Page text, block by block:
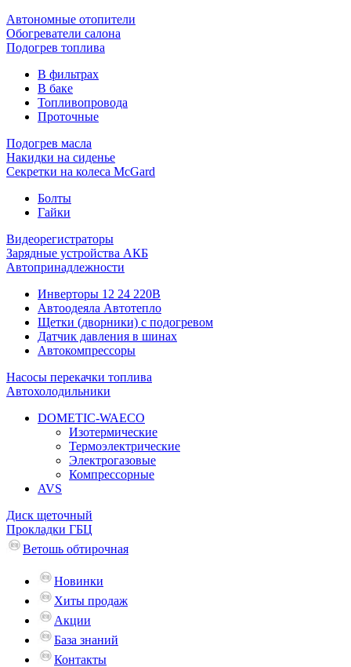
Автономные отопители
Обогреватели салона
Подогрев топлива
В фильтрах
В баке
Топливопровода
Проточные
Подогрев масла
Накидки на сиденье
Секретки на колеса McGard
Болты
Гайки
Видеорегистраторы
Зарядные устройства АКБ
Автопринадлежности
Инверторы 12 24 220В
Автоодеяла Автотепло
Щетки (дворники) с подогревом
Датчик давления в шинах
Автокомпрессоры
Насосы перекачки топлива
Автохолодильники
DOMETIC-WAECO
Изотермические
Термоэлектрические
Электрогазовые
Компрессорные
AVS
Диск щеточный
Прокладки ГБЦ
Ветошь обтирочная
Новинки
Хиты продаж
Акции
База знаний
Контакты